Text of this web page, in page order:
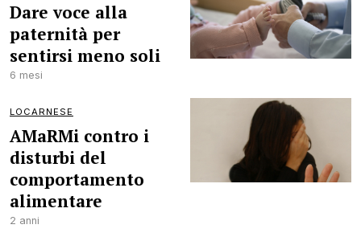
Dare voce alla
paternità per
sentirsi meno soli
6 mesi
LOCARNESE
AMaRMi contro i
disturbi del
comportamento
alimentare
2 anni